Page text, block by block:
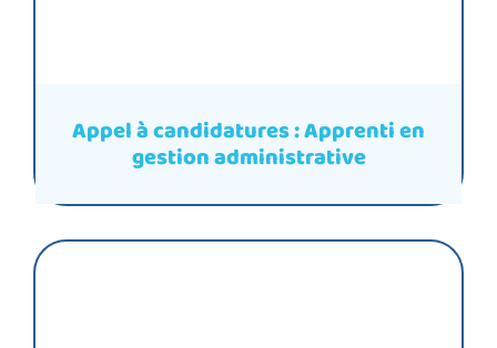
Appel à candidatures : Apprenti en
gestion administrative